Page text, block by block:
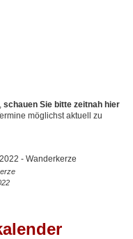
schauen Sie bitte zeitnah hier
möglichst aktuell zu